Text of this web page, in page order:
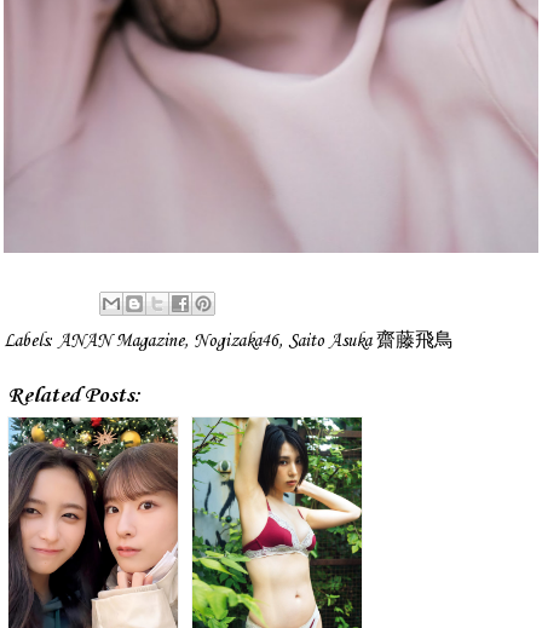
Labels: ANAN Magazine, Nogizaka46, Saito Asuka 齋藤飛鳥
Related Posts: